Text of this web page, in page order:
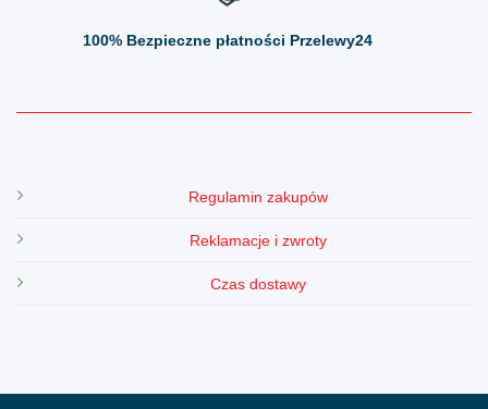
100% Bezpieczne płatności Przelewy24
Regulamin zakupów
Reklamacje i zwroty
Czas dostawy